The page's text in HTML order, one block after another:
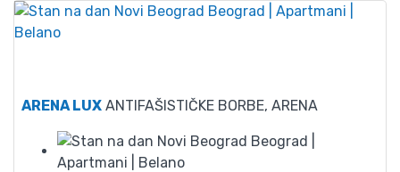
ARENA LUX ANTIFAŠISTIČKE BORBE, ARENA